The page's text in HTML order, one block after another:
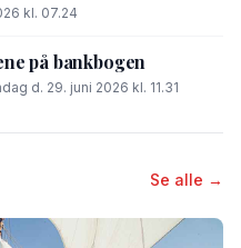
kl. 07.24
på bankbogen
d. 29. juni 2026 kl. 11.31
Se alle →